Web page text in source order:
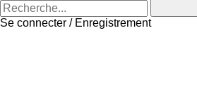
Se connecter / Enregistrement